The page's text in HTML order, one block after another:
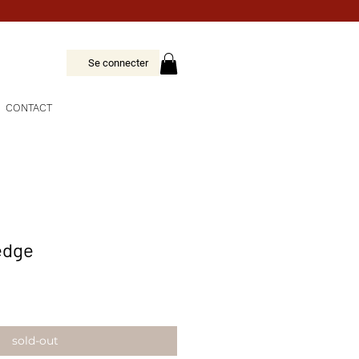
Se connecter
CONTACT
sold-out